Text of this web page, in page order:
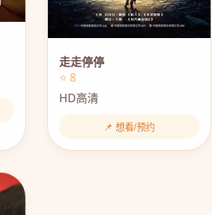
走走停停
⭐ 8
HD高清
📌 想看/预约